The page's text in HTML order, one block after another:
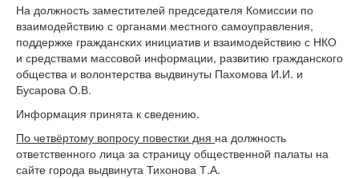
На должность заместителей председателя Комиссии по
взаимодействию с органами местного самоуправления,
поддержке гражданских инициатив и взаимодействию с НКО
и средствами массовой информации, развитию гражданского
общества и волонтерства выдвинуты Пахомова И.И. и
Бусарова О.В.
Информация принята к сведению.
По четвёртому вопросу повестки дня на должность
ответственного лица за страницу общественной палаты на
сайте города выдвинута Тихонова Т.А.